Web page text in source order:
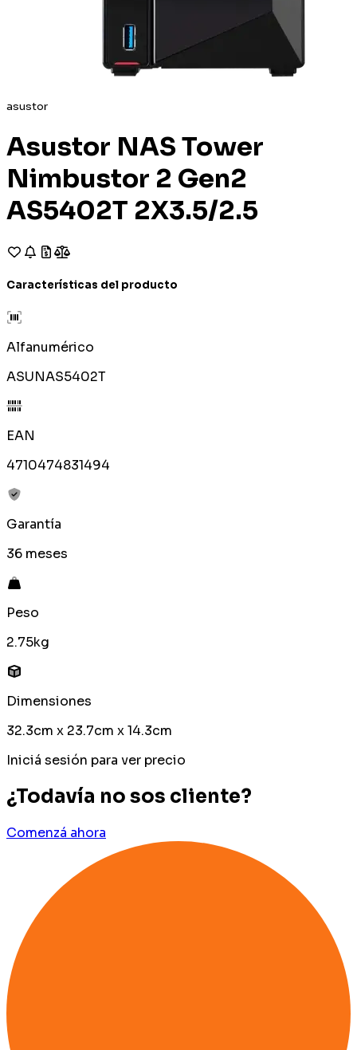
asustor
Asustor NAS Tower
Nimbustor 2 Gen2
AS5402T 2X3.5/2.5
Características del producto
Alfanumérico
ASUNAS5402T
EAN
4710474831494
Garantía
36 meses
Peso
2.75kg
Dimensiones
32.3cm x 23.7cm x 14.3cm
Iniciá sesión para ver precio
¿Todavía no sos cliente?
Comenzá ahora